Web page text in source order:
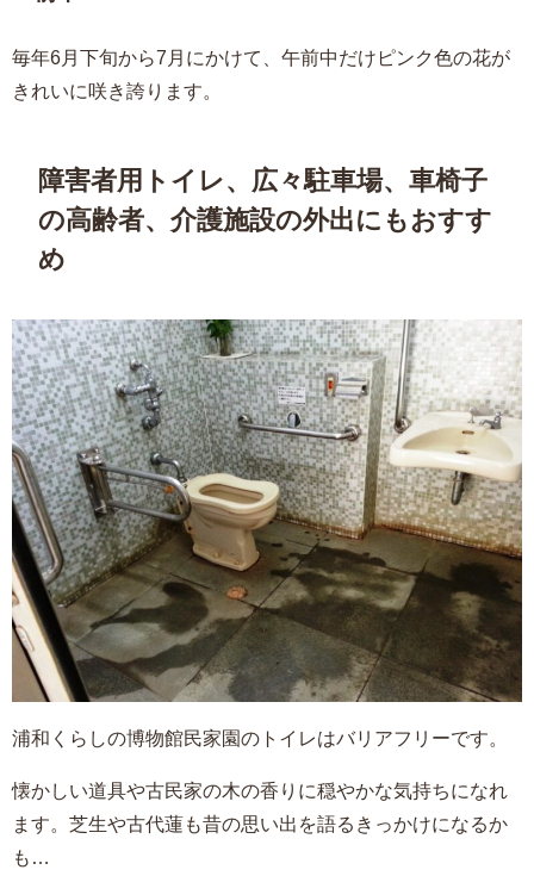
毎年6月下旬から7月にかけて、午前中だけピンク色の花が
きれいに咲き誇ります。
障害者用トイレ、広々駐車場、車椅子
の高齢者、介護施設の外出にもおすす
め
浦和くらしの博物館民家園のトイレはバリアフリーです。
懐かしい道具や古民家の木の香りに穏やかな気持ちになれ
ます。芝生や古代蓮も昔の思い出を語るきっかけになるか
も…